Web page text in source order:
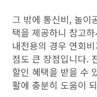
그 밖에 통신비, 놀이
택을 제공하니 참고
내전용의 경우 연회
점도 큰 장점입니다.
할인 혜택을 받을 수
활에 충분히 도움이